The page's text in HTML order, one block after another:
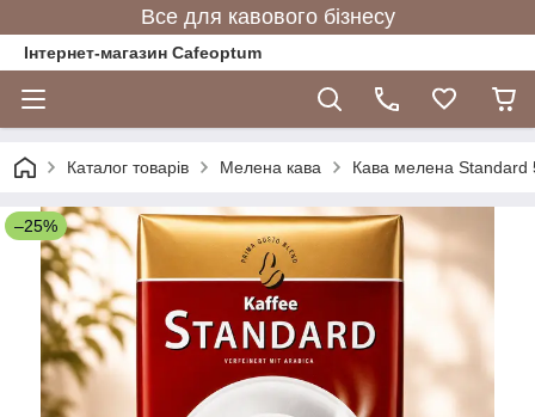
Все для кавового бізнесу
Інтернет-магазин Cafeoptum
Каталог товарів Мелена кава Кава мелена Standard
–25%